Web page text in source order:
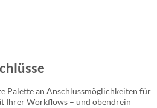
Palette an Anschlussmöglichkeiten für
Ihrer Workflows – und obendrein